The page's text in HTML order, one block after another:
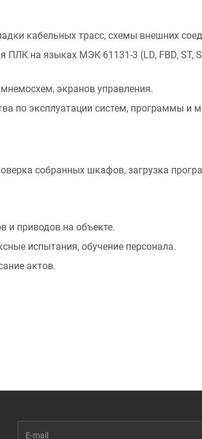
кабельных трасс, схемы внешних
ПЛК на языках МЭК 61131-3 (LD, FBD, ST,
экранов управления.
по эксплуатации систем, программы и
собранных шкафов, загрузка
и приводов на объекте.
испытания, обучение персонала.
актов.